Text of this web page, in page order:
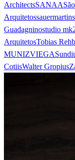
ArchitectsSANAA
Arquitetossauermartins
Guadagninostudio
ArquitetosTobias
MUNIZVIEGAS
CotiisWalter Gropius